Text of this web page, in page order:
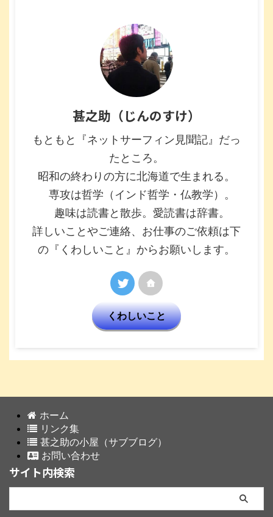
甚之助（じんのすけ）
もともと『ネットサーフィン見聞記』だっ
たところ。
昭和の終わりの方に北海道で生まれる。
専攻は哲学（インド哲学・仏教学）。
趣味は読書と散歩。愛読書は辞書。
詳しいことやご連絡、お仕事のご依頼は下
の『くわしいこと』からお願いします。
くわしいこと
ホーム
リンク集
甚之助の小屋（サブブログ）
お問い合わせ
サイト内検索